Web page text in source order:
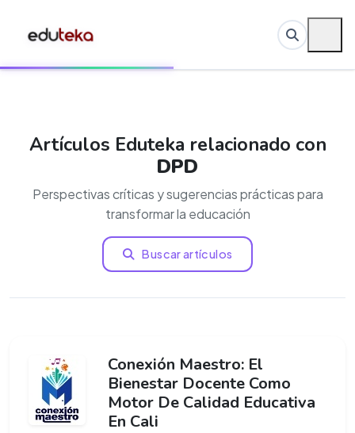
Artículos Eduteka relacionado con
DPD
Perspectivas críticas y sugerencias prácticas para
transformar la educación
Buscar artículos
Conexión Maestro: El
Bienestar Docente Como
Motor De Calidad Educativa
En Cali